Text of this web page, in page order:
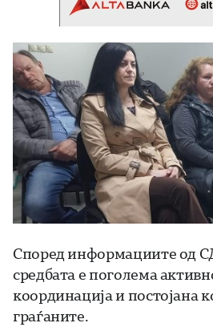
Според информациите од
средбата е поголема
координација и постојана
граѓаните.